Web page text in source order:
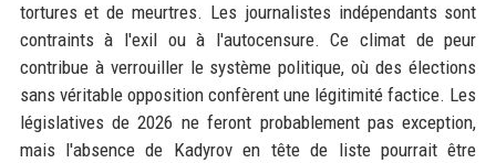
tortures et de meurtres. Les journalistes indépendants sont
contraints à l'exil ou à l'autocensure. Ce climat de peur
contribue à verrouiller le système politique, où des élections
sans véritable opposition confèrent une légitimité factice. Les
législatives de 2026 ne feront probablement pas exception,
mais l'absence de Kadyrov en tête de liste pourrait être